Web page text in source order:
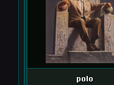
polo